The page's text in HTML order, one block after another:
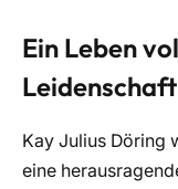
Ein Leben
Leidenschaft
Kay Julius Döring
eine